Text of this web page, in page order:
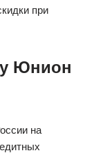
при
Юнион
на